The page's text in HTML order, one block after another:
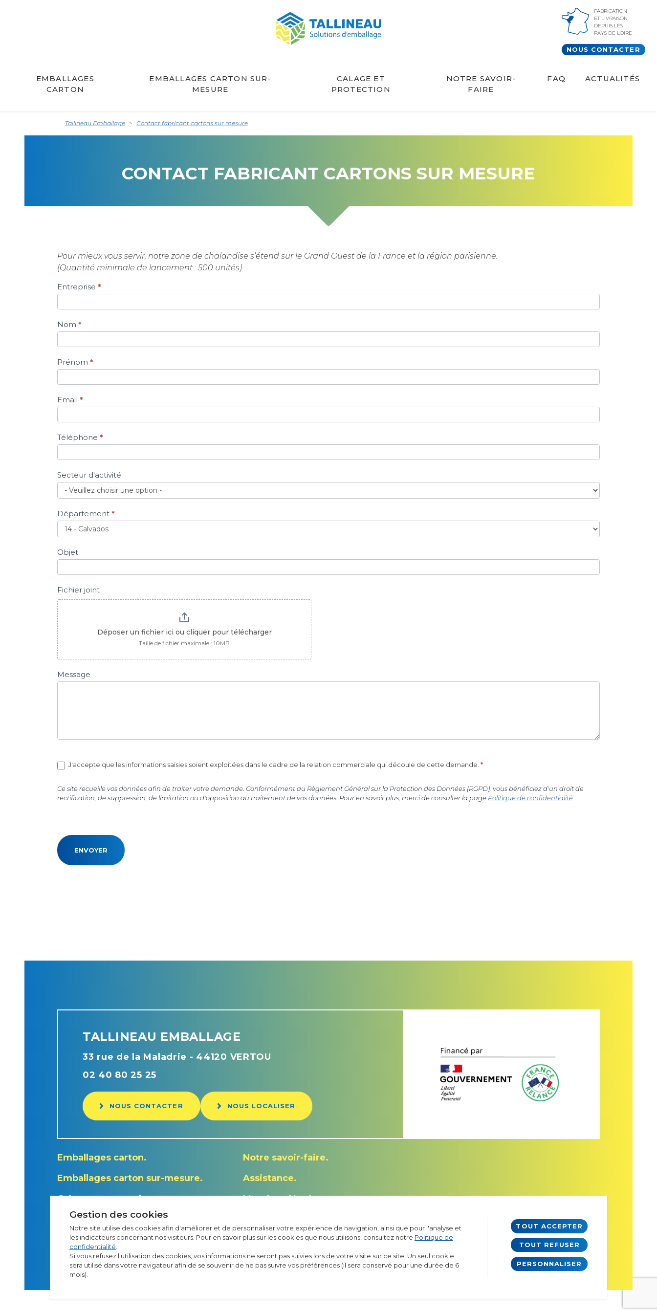
FABRICATION
ET LIVRAISON
DEPUIS LES
PAYS DE LOIRE
NOUS CONTACTER
EMBALLAGES
CARTON
EMBALLAGES CARTON SUR-
MESURE
CALAGE ET
PROTECTION
NOTRE SAVOIR-
FAIRE
FAQ ACTUALITÉS
Tallineau Emballage Contact fabricant cartons sur mesure
CONTACT FABRICANT CARTONS SUR MESURE
Pour mieux vous servir, notre zone de chalandise s’étend sur le Grand Ouest de la France et la région parisienne.
(Quantité minimale de lancement : 500 unités)
Entreprise *
Nom *
Prénom *
Email *
Téléphone *
Secteur d'activité
Département *
Objet
Fichier joint
Déposer un fichier ici ou cliquer pour télécharger
Taille de fichier maximale : 10MB
Message
J'accepte que les informations saisies soient exploitées dans le cadre de la relation commerciale qui découle de cette demande. *
Ce site recueille vos données afin de traiter votre demande. Conformément au Règlement Général sur la Protection des Données (RGPD), vous bénéficiez d'un droit de
rectification, de suppression, de limitation ou d'opposition au traitement de vos données. Pour en savoir plus, merci de consulter la page Politique de confidentialité
ENVOYER
Si vous
humain,
ne
remplissez
pas ce
champ.
TALLINEAU EMBALLAGE
33 rue de la Maladrie - 44120 VERTOU
02 40 80 25 25
NOUS CONTACTER NOUS LOCALISER
Emballages carton
Emballages carton sur-mesure
Calage et protection
Notre savoir-faire
Assistance
Mentions légales
Gestion des cookies
Notre site utilise des cookies afin d'améliorer et de personnaliser votre expérience de navigation, ainsi que pour l'analyse et
les indicateurs concernant nos visiteurs. Pour en savoir plus sur les cookies que nous utilisons, consultez notre Politique de
confidentialité
Si vous refusez l'utilisation des cookies, vos informations ne seront pas suivies lors de votre visite sur ce site. Un seul cookie
sera utilisé dans votre navigateur afin de se souvenir de ne pas suivre vos préférences (il sera conservé pour une durée de 6
mois).
TOUT ACCEPTER
TOUT REFUSER
PERSONNALISER